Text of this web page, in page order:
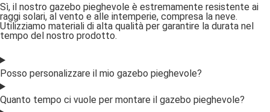
Sì, il nostro gazebo pieghevole è estremamente resistente ai
raggi solari, al vento e alle intemperie, compresa la neve.
Utilizziamo materiali di alta qualità per garantire la durata nel
tempo del nostro prodotto.
Posso personalizzare il mio gazebo pieghevole?
Quanto tempo ci vuole per montare il gazebo pieghevole?